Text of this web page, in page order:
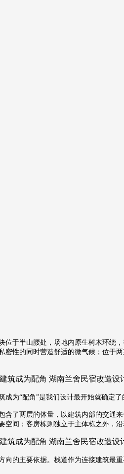
于半山腰处，场地内原生树木环绕
性的同时营造舒适的微气候；位于
为“配角”是我们设计最开始就确定了
了两层的体量，以建筑内部的交通
间；客房栋则独立于主体栋之外，
的主要依据。栈道作为连接建筑最